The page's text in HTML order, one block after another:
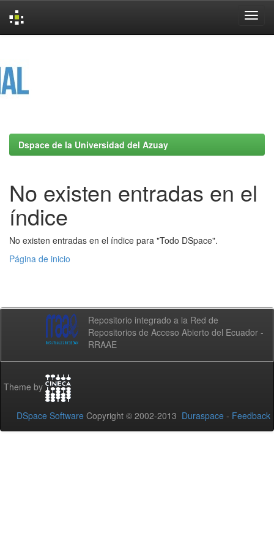
Dspace de la Universidad del Azuay
No existen entradas en el
índice
No existen entradas en el índice para "Todo DSpace".
Página de inicio
Repositorio integrado a la Red de
Repositorios de Acceso Abierto del Ecuador -
RRAAE
Theme by
DSpace Software Copyright © 2002-2013 Duraspace - Feedback